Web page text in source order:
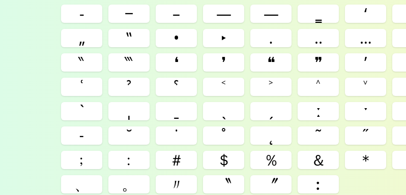
‑
‒ – — ― ‘
„
‟ • ‣ ․ ‥ …
‶
‷ ❛ ❜ ❝ ❞ ʹ
ʿ
ˀ ˁ ˂ ˃ ˄ ˅
ˋ
ˌ ː ˑ
˗
˘ ˙ ˚ ˛ ˜ ˝
﹔
﹕ ＃ ＄ ％ ＆ ＊
、
。 〃 〝 〞 ︰